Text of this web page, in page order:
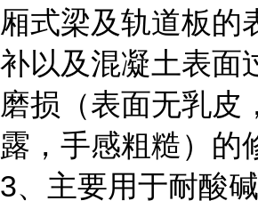
厢式梁及轨道板的
补以及混凝土表面
磨损（表面无乳皮
露，手感粗糙）的
3、主要用于耐酸